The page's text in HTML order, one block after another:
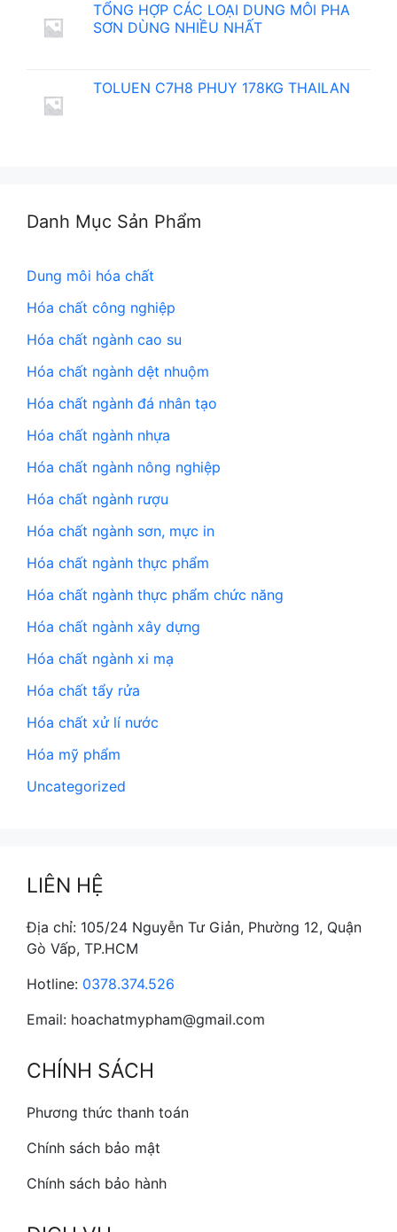
TỔNG HỢP CÁC LOẠI DUNG MÔI PHA
SƠN DÙNG NHIỀU NHẤT
TOLUEN C7H8 PHUY 178KG THAILAN
Danh Mục Sản Phẩm
Dung môi hóa chất
Hóa chất công nghiệp
Hóa chất ngành cao su
Hóa chất ngành dệt nhuộm
Hóa chất ngành đá nhân tạo
Hóa chất ngành nhựa
Hóa chất ngành nông nghiệp
Hóa chất ngành rượu
Hóa chất ngành sơn, mực in
Hóa chất ngành thực phẩm
Hóa chất ngành thực phẩm chức năng
Hóa chất ngành xây dựng
Hóa chất ngành xi mạ
Hóa chất tẩy rửa
Hóa chất xử lí nước
Hóa mỹ phẩm
Uncategorized
LIÊN HỆ
Địa chỉ: 105/24 Nguyễn Tư Giản, Phường 12, Quận
Gò Vấp, TP.HCM
Hotline: 0378.374.526
Email: hoachatmypham@gmail.com
CHÍNH SÁCH
Phương thức thanh toán
Chính sách bảo mật
Chính sách bảo hành